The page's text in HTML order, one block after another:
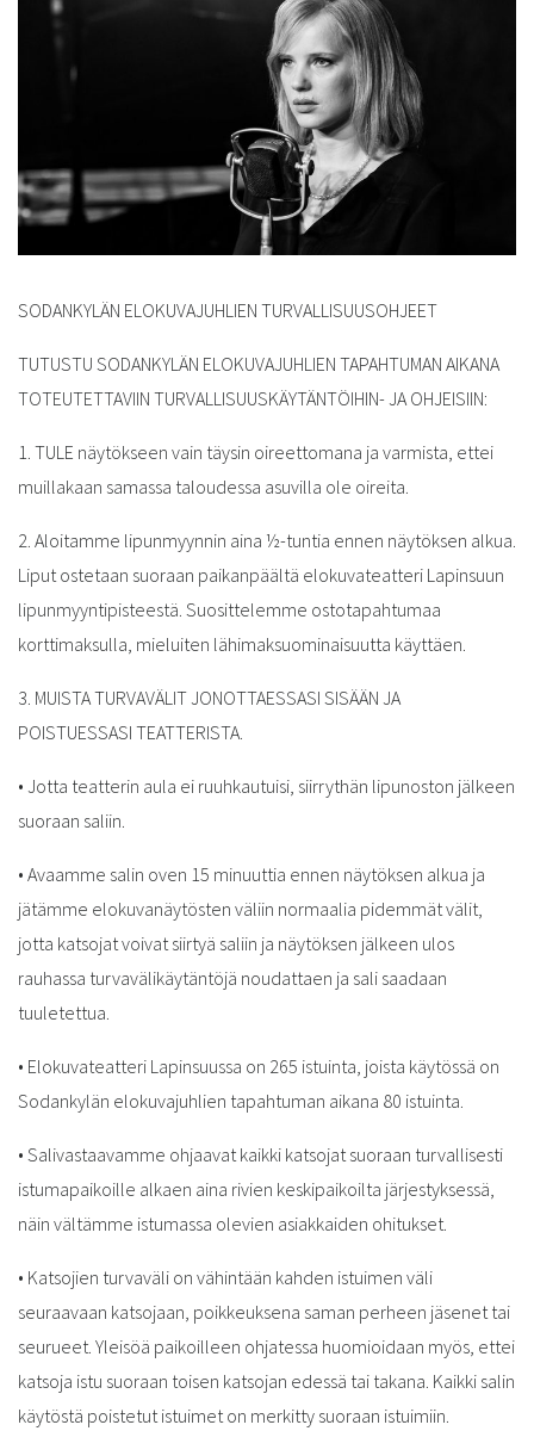
SODANKYLÄN ELOKUVAJUHLIEN TURVALLISUUSOHJEET
TUTUSTU SODANKYLÄN ELOKUVAJUHLIEN TAPAHTUMAN AIKANA
TOTEUTETTAVIIN TURVALLISUUSKÄYTÄNTÖIHIN- JA OHJEISIIN:
1. TULE näytökseen vain täysin oireettomana ja varmista, ettei
muillakaan samassa taloudessa asuvilla ole oireita.
2. Aloitamme lipunmyynnin aina ½-tuntia ennen näytöksen alkua.
Liput ostetaan suoraan paikanpäältä elokuvateatteri Lapinsuun
lipunmyyntipisteestä. Suosittelemme ostotapahtumaa
korttimaksulla, mieluiten lähimaksuominaisuutta käyttäen.
3. MUISTA TURVAVÄLIT JONOTTAESSASI SISÄÄN JA
POISTUESSASI TEATTERISTA.
• Jotta teatterin aula ei ruuhkautuisi, siirrythän lipunoston jälkeen
suoraan saliin.
• Avaamme salin oven 15 minuuttia ennen näytöksen alkua ja
jätämme elokuvanäytösten väliin normaalia pidemmät välit,
jotta katsojat voivat siirtyä saliin ja näytöksen jälkeen ulos
rauhassa turvavälikäytäntöjä noudattaen ja sali saadaan
tuuletettua.
• Elokuvateatteri Lapinsuussa on 265 istuinta, joista käytössä on
Sodankylän elokuvajuhlien tapahtuman aikana 80 istuinta.
• Salivastaavamme ohjaavat kaikki katsojat suoraan turvallisesti
istumapaikoille alkaen aina rivien keskipaikoilta järjestyksessä,
näin vältämme istumassa olevien asiakkaiden ohitukset.
• Katsojien turvaväli on vähintään kahden istuimen väli
seuraavaan katsojaan, poikkeuksena saman perheen jäsenet tai
seurueet. Yleisöä paikoilleen ohjatessa huomioidaan myös, ettei
katsoja istu suoraan toisen katsojan edessä tai takana. Kaikki salin
käytöstä poistetut istuimet on merkitty suoraan istuimiin.